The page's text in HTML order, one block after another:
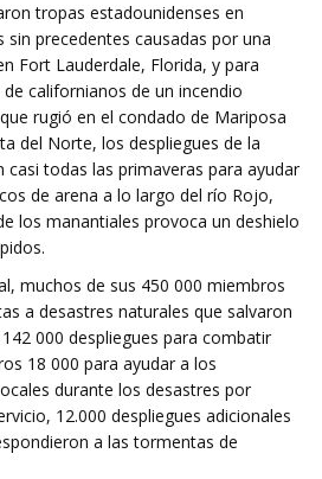
tropas estadounidenses en
sin precedentes causadas por una
Fort Lauderdale, Florida, y para
californianos de un incendio
rugió en el condado de Mariposa
del Norte, los despliegues de la
casi todas las primaveras para ayudar
de arena a lo largo del río Rojo,
los manantiales provoca un deshielo
muchos de sus 450 000 miembros
a desastres naturales que salvaron
000 despliegues para combatir
18 000 para ayudar a los
durante los desastres por
12.000 despliegues adicionales
a las tormentas de